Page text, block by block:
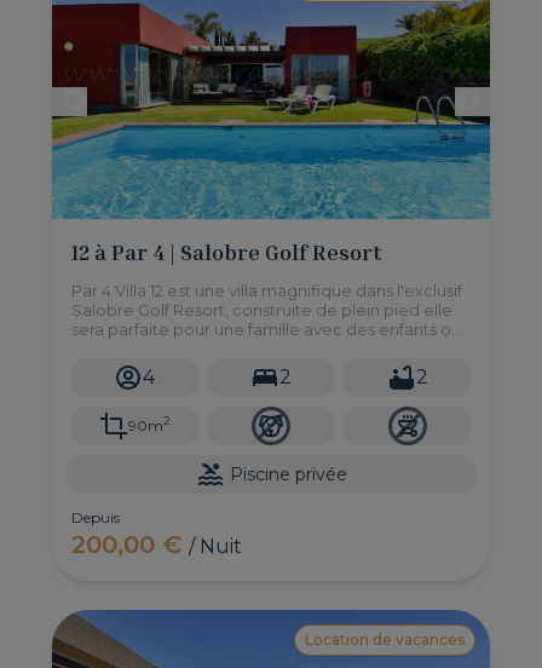
12 à Par 4 | Salobre Golf Resort
Par 4 Villa 12 est une villa magnifique dans l'exclusif
Salobre Golf Resort, construite de plein pied elle
sera parfaite pour une famille avec des enfants ou
4 2 2
90m2
Piscine privée
Depuis
200,00 €/ Nuit
Location de vacances